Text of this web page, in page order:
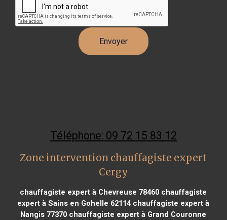
Téléphone: 09 72 15 83 12
Zone intervention chauffagiste expert
Cergy
chauffagiste expert à Chevreuse 78460 chauffagiste
expert à Sains en Gohelle 62114chauffagiste expert à
Nangis 77370 chauffagiste expert à Grand Couronne